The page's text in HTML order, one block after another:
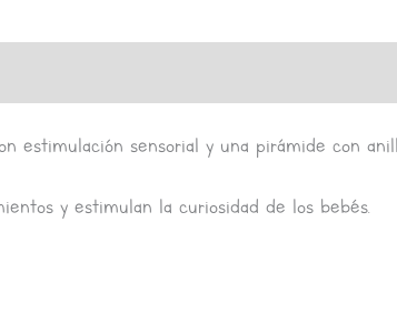
estimulación sensorial y una pirámide con
y estimulan la curiosidad de los bebés.